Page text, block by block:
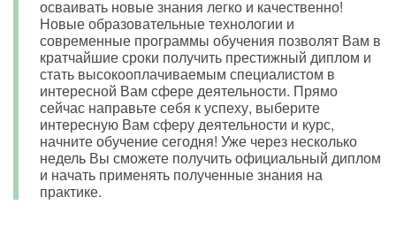
осваивать новые знания легко и качественно!
Новые образовательные технологии и
современные программы обучения позволят Вам в
кратчайшие сроки получить престижный диплом и
стать высокооплачиваемым специалистом в
интересной Вам сфере деятельности. Прямо
сейчас направьте себя к успеху, выберите
интересную Вам сферу деятельности и курс,
начните обучение сегодня! Уже через несколько
недель Вы сможете получить официальный диплом
и начать применять полученные знания на
практике.